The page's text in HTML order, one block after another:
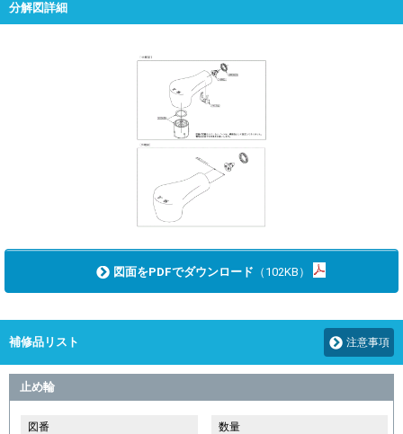
分解図詳細
図面をPDFでダウンロード （102KB）
補修品リスト 注意事項
止め輪
図番
数量